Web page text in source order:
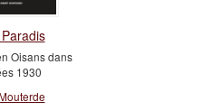
Oisans dans
1930